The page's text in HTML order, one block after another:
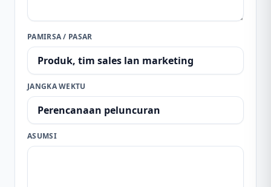
PAMIRSA / PASAR
JANGKA WEKTU
ASUMSI